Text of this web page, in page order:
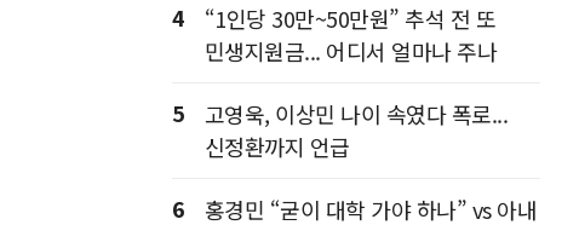
4
“1인당 30만~50만원” 추석 전 또
민생지원금... 어디서 얼마나 주나
5
고영욱, 이상민 나이 속였다 폭로...
신정환까지 언급
6
홍경민 “굳이 대학 가야 하나” vs 아내